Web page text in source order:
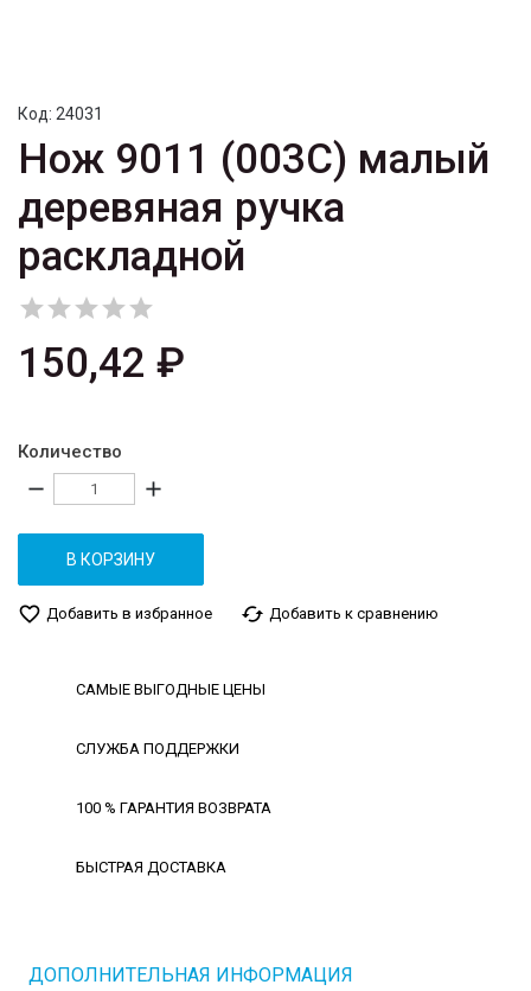
Код: 24031
Нож 9011 (003C) малый
деревяная ручка
раскладной

150,42 ₽
Количество
remove add
В КОРЗИНУ
favorite_border Добавить в избранное cached Добавить к сравнению
САМЫЕ ВЫГОДНЫЕ ЦЕНЫ
СЛУЖБА ПОДДЕРЖКИ
100 % ГАРАНТИЯ ВОЗВРАТА
БЫСТРАЯ ДОСТАВКА
ДОПОЛНИТЕЛЬНАЯ ИНФОРМАЦИЯ